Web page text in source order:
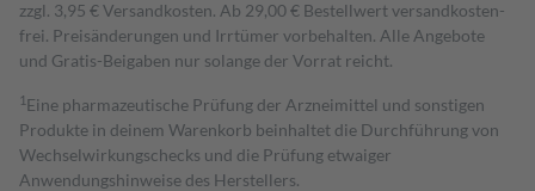
zzgl. 3,95 € Versandkosten. Ab 29,00 € Bestell­wert versand­kosten­
frei. Preisänderungen und Irrtümer vorbehalten. Alle Angebote
und Gratis-Beigaben nur solange der Vorrat reicht.
1 Eine pharmazeutische Prüfung der Arzneimittel und sonstigen
Produkte in deinem Warenkorb beinhaltet die Durchführung von
Wechselwirkungschecks und die Prüfung etwaiger
Anwendungshinweise des Herstellers.